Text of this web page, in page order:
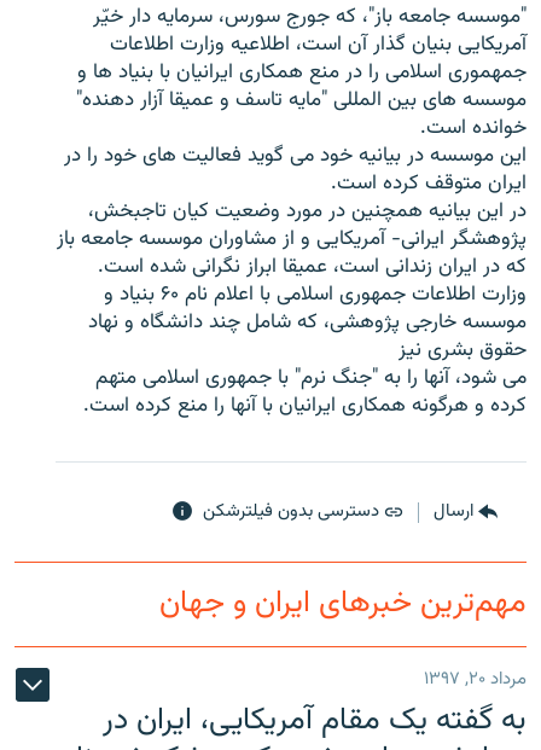
گزارش‌های ویدئویی
English
به ما بپیوندید
زبان‌های دیگر
"موسسه جامعه باز"، که جورج سورس، سرمایه دار خیّر
آمریکایی بنیان گذار آن است، اطلاعیه وزارت اطلاعات
جمهموری اسلامی را در منع همکاری ایرانیان با بنیاد ها و
موسسه های بین المللی "مایه تاسف و عمیقا آزار دهنده"
خوانده است.
این موسسه در بیانیه خود می گوید فعالیت های خود را در
ایران متوقف کرده است.
در این بیانیه همچنین در مورد وضعیت کیان تاجبخش،
پژوهشگر ایرانی- آمریکایی و از مشاوران موسسه جامعه باز
که در ایران زندانی است، عمیقا ابراز نگرانی شده است.
وزارت اطلاعات جمهوری اسلامی با اعلام نام ۶۰ بنياد و
موسسه خارجى پژوهشی، که شامل چند دانشگاه و نهاد
حقوق بشری نیز
می شود، آنها را به "جنگ نرم" با جمهورى اسلامى متهم
کرده و هرگونه همکاری ایرانیان با آنها را منع کرده است.
ارسال دسترسی بدون فیلترشکن
مهم‌ترین خبرهای ایران و جهان
مرداد ۲۰, ۱۳۹۷
به گفته یک مقام آمریکایی، ایران در